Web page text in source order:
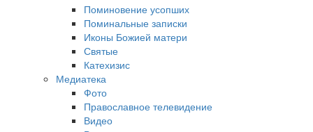
Поминовение усопших
Поминальные записки
Иконы Божией матери
Святые
Катехизис
Медиатека
Фото
Православное телевидение
Видео